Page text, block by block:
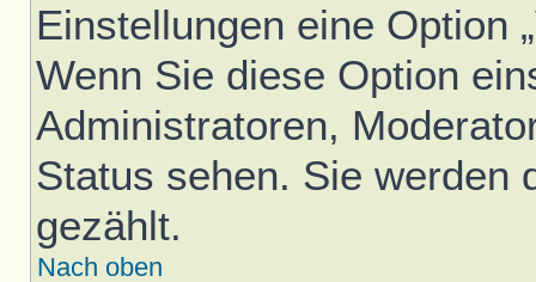
Einstellungen eine Option
Wenn Sie diese Option
Administratoren,
Status sehen. Sie werden
gezählt.
Nach oben